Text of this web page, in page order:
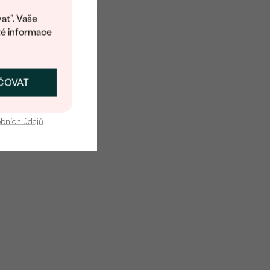
Vaše
informace
Ankr
SLEVU
údajů